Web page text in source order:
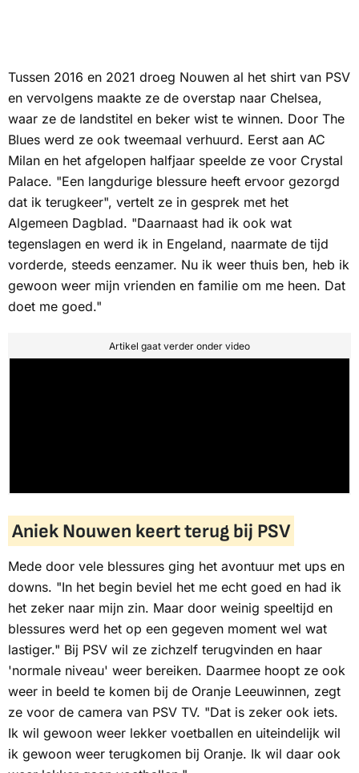
Tussen 2016 en 2021 droeg Nouwen al het shirt van PSV
en vervolgens maakte ze de overstap naar Chelsea,
waar ze de landstitel en beker wist te winnen. Door The
Blues werd ze ook tweemaal verhuurd. Eerst aan AC
Milan en het afgelopen halfjaar speelde ze voor Crystal
Palace. "Een langdurige blessure heeft ervoor gezorgd
dat ik terugkeer", vertelt ze in gesprek met het
Algemeen Dagblad. "Daarnaast had ik ook wat
tegenslagen en werd ik in Engeland, naarmate de tijd
vorderde, steeds eenzamer. Nu ik weer thuis ben, heb ik
gewoon weer mijn vrienden en familie om me heen. Dat
doet me goed."
Artikel gaat verder onder video
Aniek Nouwen keert terug bij PSV
Mede door vele blessures ging het avontuur met ups en
downs. "In het begin beviel het me echt goed en had ik
het zeker naar mijn zin. Maar door weinig speeltijd en
blessures werd het op een gegeven moment wel wat
lastiger." Bij PSV wil ze zichzelf terugvinden en haar
'normale niveau' weer bereiken. Daarmee hoopt ze ook
weer in beeld te komen bij de Oranje Leeuwinnen, zegt
ze voor de camera van PSV TV. "Dat is zeker ook iets.
Ik wil gewoon weer lekker voetballen en uiteindelijk wil
ik gewoon weer terugkomen bij Oranje. Ik wil daar ook